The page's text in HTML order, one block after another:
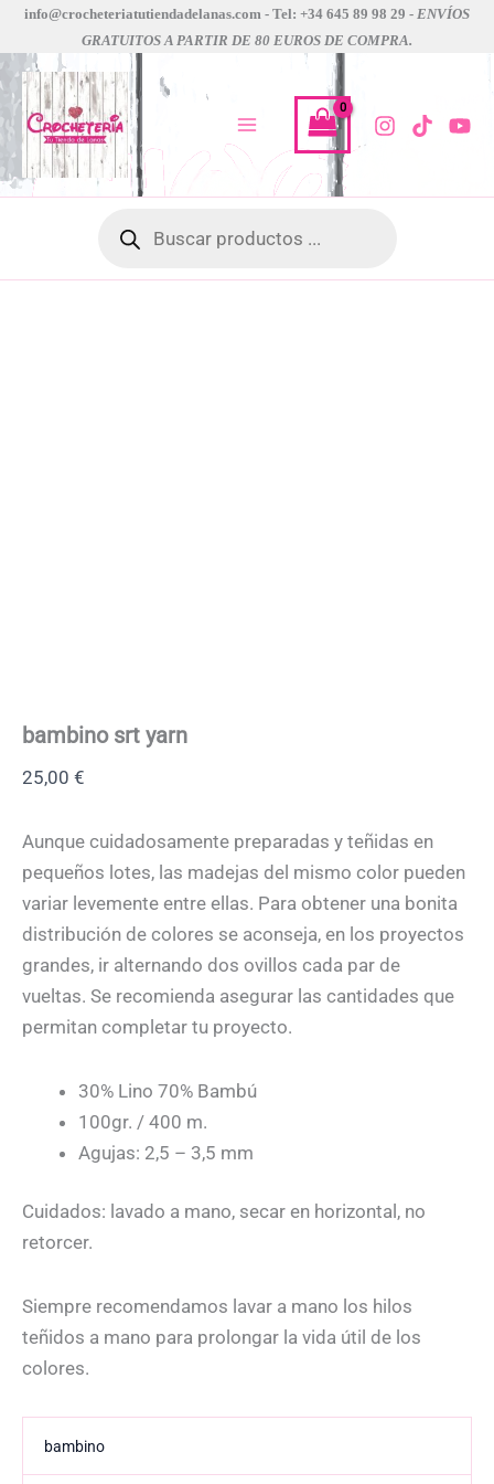
contenido
info@crocheteriatutiendadelanas.com - Tel: +34 645 89 98 29 - ENVÍOS
GRATUITOS A PARTIR DE 80 EUROS DE COMPRA.
productos
bambino srt yarn
25,00 €
Aunque cuidadosamente preparadas y teñidas en
pequeños lotes, las madejas del mismo color pueden
variar levemente entre ellas. Para obtener una bonita
distribución de colores se aconseja, en los proyectos
grandes, ir alternando dos ovillos cada par de
vueltas. Se recomienda asegurar las cantidades que
permitan completar tu proyecto.
30% Lino 70% Bambú
100gr. / 400 m.
Agujas: 2,5 – 3,5 mm
Cuidados: lavado a mano, secar en horizontal, no
retorcer.
Siempre recomendamos lavar a mano los hilos
teñidos a mano para prolongar la vida útil de los
colores.
bambino
bambino
yarn
cantidad